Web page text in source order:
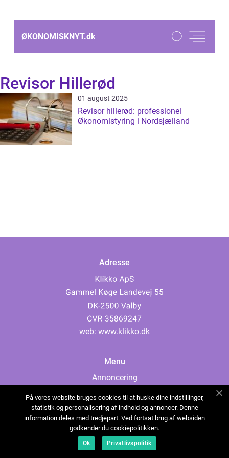
ØKONOMISKNYT.dk
Revisor Hillerød
01 august 2025
Revisor hillerød: professionel
Økonomistyring i Nordsjælland
Adresse
web: www.klikko.dk
Menu
Annoncering
Cookies
Kontakt os
Sitemap
På vores website bruges cookies til at huske dine indstillinger,
statistik og personalisering af indhold og annoncer. Denne
information deles med tredjepart. Ved fortsat brug af websiden
godkender du cookiepolitikken.
Ok Privatlivspolitik